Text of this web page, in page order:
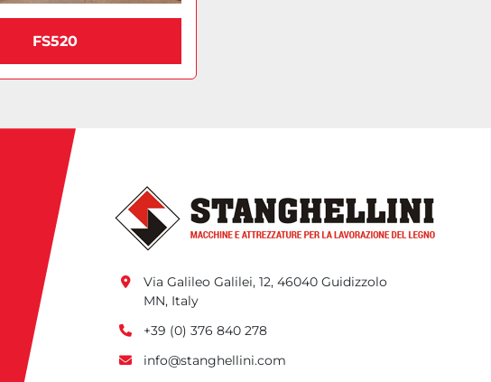
FS520
Via Galileo Galilei, 12, 46040 Guidizzolo
MN, Italy
+39 (0) 376 840 278
info@stanghellini.com